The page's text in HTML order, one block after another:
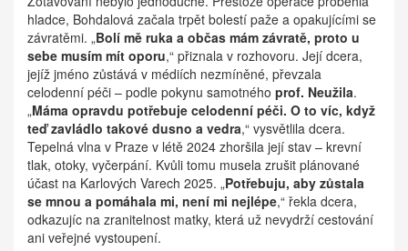
hladce, Bohdalová začala trpět bolestí paže a opakujícími se
závratěmi. „Bolí mě ruka a občas mám závratě, proto u
sebe musím mít oporu,“ přiznala v rozhovoru. Její dcera,
jejíž jméno zůstává v médiích nezmíněné, převzala
celodenní péči – podle pokynu samotného prof. Neužila.
„Máma opravdu potřebuje celodenní péči. O to víc, když
teď zavládlo takové dusno a vedra,“ vysvětlila dcera.
Tepelná vlna v Praze v létě 2024 zhoršila její stav – krevní
tlak, otoky, vyčerpání. Kvůli tomu musela zrušit plánované
účast na Karlových Varech 2025. „Potřebuju, aby zůstala
se mnou a pomáhala mi, není mi nejlépe,“ řekla dcera,
odkazujíc na zranitelnost matky, která už nevydrží cestování
ani veřejné vystoupení.